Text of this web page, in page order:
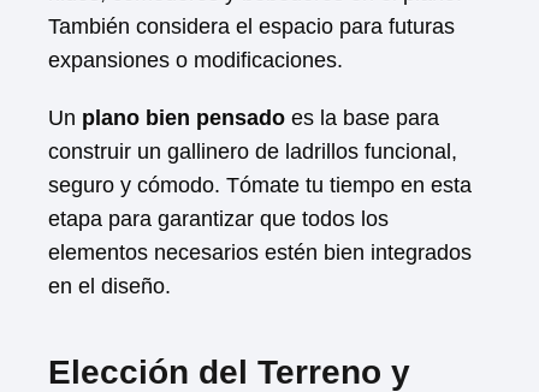
También considera el espacio para futuras
expansiones o modificaciones.
Un plano bien pensado es la base para
construir un gallinero de ladrillos funcional,
seguro y cómodo. Tómate tu tiempo en esta
etapa para garantizar que todos los
elementos necesarios estén bien integrados
en el diseño.
Elección del Terreno y